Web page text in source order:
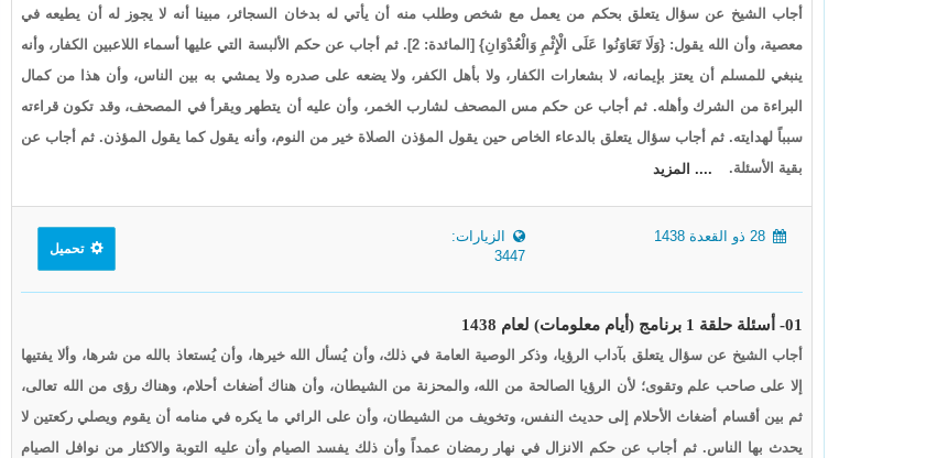
أجاب الشيخ عن سؤال يتعلق بحكم من يعمل مع شخص وطلب منه أن يأتي له بدخان السجائر، مبينا أنه لا يجوز له أن يطيعه في
معصية، وأن الله يقول: {وَلَا تَعَاوَنُوا عَلَى الْإِثْمِ وَالْعُدْوَانِ} [المائدة: 2]. ثم أجاب عن حكم الألبسة التي عليها أسماء اللاعبين الكفار، وأنه
ينبغي للمسلم أن يعتز بإيمانه، لا بشعارات الكفار، ولا بأهل الكفر، ولا يضعه على صدره ولا يمشي به بين الناس، وأن هذا من كمال
البراءة من الشرك وأهله. ثم أجاب عن حكم مس المصحف لشارب الخمر، وأن عليه أن يتطهر ويقرأ في المصحف، وقد تكون قراءته
سبباً لهدايته. ثم أجاب سؤال يتعلق بالدعاء الخاص حين يقول المؤذن الصلاة خير من النوم، وأنه يقول كما يقول المؤذن. ثم أجاب عن
بقية الأسئلة.
.... المزيد
الزيارات:
3447
تحميل
01- أسئلة حلقة 1 برنامج (أيام معلومات) لعام 1438
أجاب الشيخ عن سؤال يتعلق بآداب الرؤيا، وذكر الوصية العامة في ذلك، وأن يُسأل الله خيرها، وأن يُستعاذ بالله من شرها، وألا يفتيها
إلا على صاحب علم وتقوى؛ لأن الرؤيا الصالحة من الله، والمحزنة من الشيطان، وأن هناك أضغاث أحلام، وهناك رؤى من الله تعالى،
ثم بين أقسام أضغاث الأحلام إلى حديث النفس، وتخويف من الشيطان، وأن على الرائي ما يكره في منامه أن يقوم ويصلي ركعتين لا
يحدث بها الناس. ثم أجاب عن حكم الانزال في نهار رمضان عمداً وأن ذلك يفسد الصيام وأن عليه التوبة والاكثار من نوافل الصيام